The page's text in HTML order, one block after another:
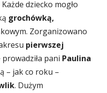
dziecko mogło
grochówką,
Zorganizowano
pierwszej
pani Paulina
– jak co roku –
. Dużym